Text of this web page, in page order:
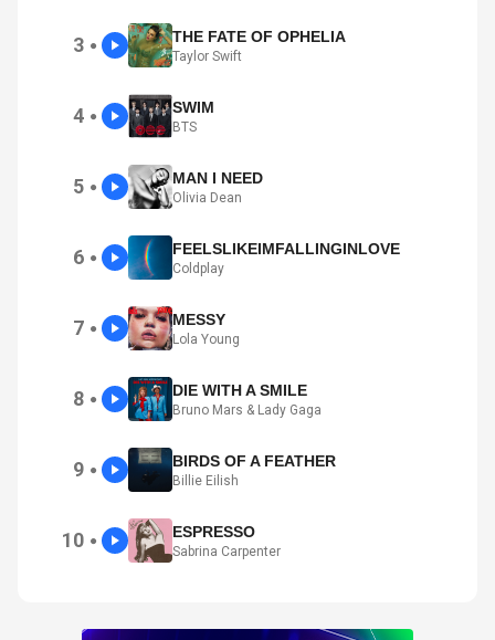
3 ● THE FATE OF OPHELIA
Taylor Swift
4 ● SWIM
BTS
5 ● MAN I NEED
Olivia Dean
6 ● FEELSLIKEIMFALLINGINLOVE
Coldplay
7 ● MESSY
Lola Young
8 ● DIE WITH A SMILE
Bruno Mars & Lady Gaga
9 ● BIRDS OF A FEATHER
Billie Eilish
10 ● ESPRESSO
Sabrina Carpenter